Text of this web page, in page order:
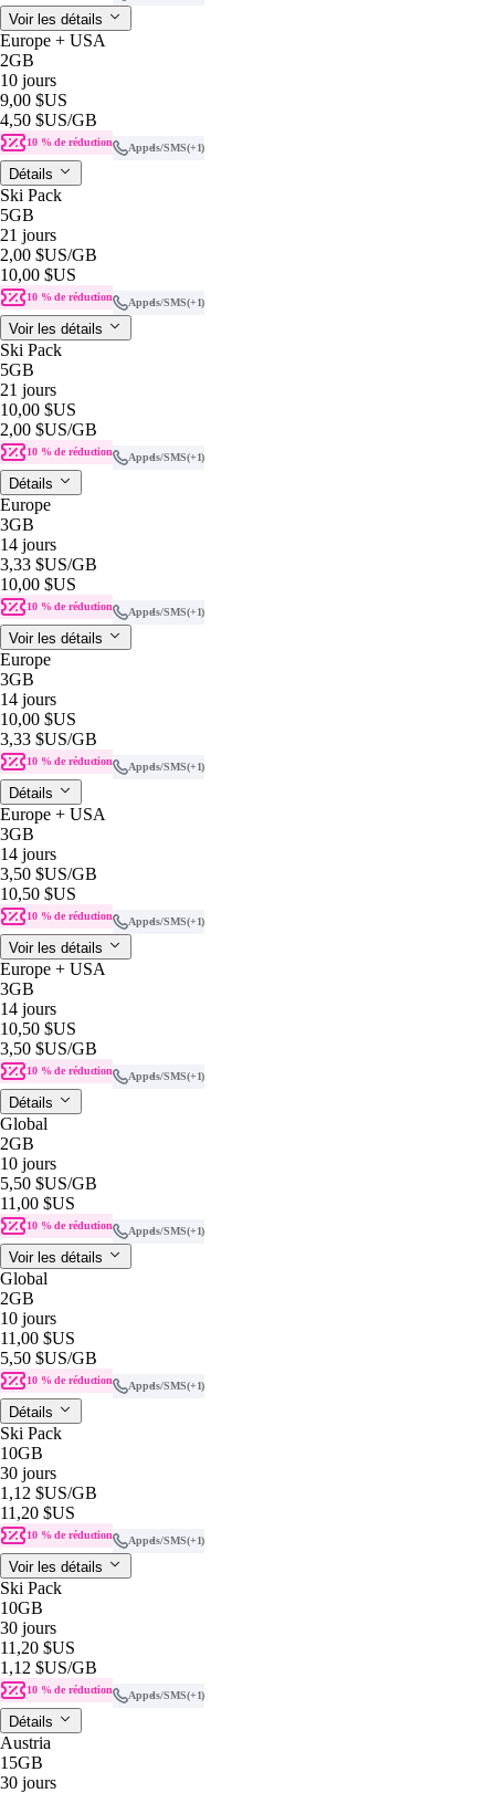
Voir les détails
Europe + USA
2GB
10 jours
9,00 $US
4,50 $US/GB
10 % de réduction Appels/SMS(+1)
Détails
Ski Pack
5GB
21 jours
2,00 $US/GB
10,00 $US
10 % de réduction Appels/SMS(+1)
Voir les détails
Ski Pack
5GB
21 jours
10,00 $US
2,00 $US/GB
10 % de réduction Appels/SMS(+1)
Détails
Europe
3GB
14 jours
3,33 $US/GB
10,00 $US
10 % de réduction Appels/SMS(+1)
Voir les détails
Europe
3GB
14 jours
10,00 $US
3,33 $US/GB
10 % de réduction Appels/SMS(+1)
Détails
Europe + USA
3GB
14 jours
3,50 $US/GB
10,50 $US
10 % de réduction Appels/SMS(+1)
Voir les détails
Europe + USA
3GB
14 jours
10,50 $US
3,50 $US/GB
10 % de réduction Appels/SMS(+1)
Détails
Global
2GB
10 jours
5,50 $US/GB
11,00 $US
10 % de réduction Appels/SMS(+1)
Voir les détails
Global
2GB
10 jours
11,00 $US
5,50 $US/GB
10 % de réduction Appels/SMS(+1)
Détails
Ski Pack
10GB
30 jours
1,12 $US/GB
11,20 $US
10 % de réduction Appels/SMS(+1)
Voir les détails
Ski Pack
10GB
30 jours
11,20 $US
1,12 $US/GB
10 % de réduction Appels/SMS(+1)
Détails
Austria
15GB
30 jours